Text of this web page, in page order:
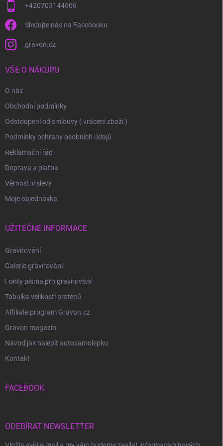
+420703144606
Sledujte nás na Facebooku
gravon.cz
VŠE O NÁKUPU
O nás
Obchodní podmínky
Odstoupení od smlouvy ( vrácení zboží )
Podmínky ochrany osobních údajů
Reklamační řád
Doprava a platba
Věrnostní slevy
Moje objednávka
UŽITEČNÉ INFORMACE
Gravírování
Galerie gravírování
Fonty písma pro gravírování
Tabulka velikosti prstenů
Affiliate program Gravon.cz
Gravon magazín
Návod jak nalepit autosamolepku
Kontakt
FACEBOOK
ODEBÍRAT NEWSLETTER